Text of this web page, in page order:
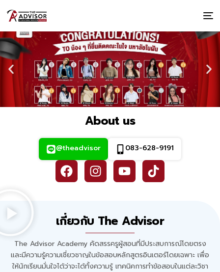
About us
@theadvisor 083-628-9191
เกี่ยวกับ The Advisor
The Advisor Academy คัดสรรครูผู้สอนที่มีประสบการณ์โดยตรง
และมีความรู้ความเชี่ยวชาญในข้อสอบหลักสูตรอินเตอร์โดยเฉพาะ เพื่อ
ให้นักเรียนมั่นใจได้ว่าจะได้ทั้งความรู้ เทคนิคการทำข้อสอบในแต่ละวิชา